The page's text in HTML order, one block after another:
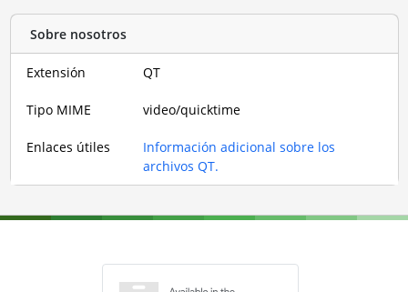
Sobre nosotros
Extensión QT
Tipo MIME video/quicktime
Enlaces útiles
Información adicional sobre los
archivos QT.